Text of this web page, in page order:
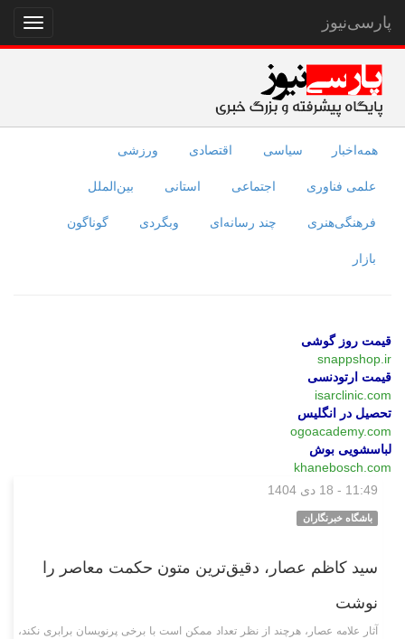
نمایش
منو
پارسی‌نیوز
همه‌اخبار سیاسی اقتصادی ورزشی
علمی فناوری اجتماعی استانی بین‌الملل
فرهنگی‌هنری چند رسانه‌ای وبگردی گوناگون
بازار
قیمت روز گوشی
snappshop.ir
قیمت ارتودنسی
isarclinic.com
تحصیل در انگلیس
ogoacademy.com
لباسشویی بوش
khanebosch.com
11:49 - 18 دی 1404
باشگاه خبرنگاران
سید کاظم عصار، دقیق‌ترین متون حکمت معاصر را
نوشت
آثار علامه عصار، هرچند از نظر تعداد ممکن است با برخی پرنویسان برابری نکند،